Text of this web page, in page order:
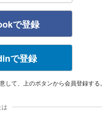
で登録
で登録
して、上のボタンから会員登録する。
は